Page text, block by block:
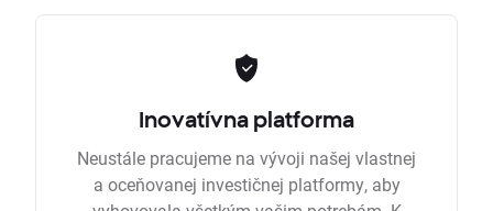
Inovatívna platforma
Neustále pracujeme na vývoji našej vlastnej
a oceňovanej investičnej platformy, aby